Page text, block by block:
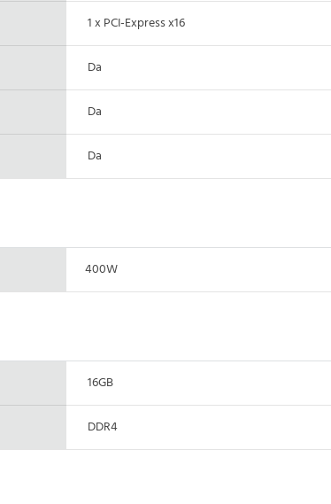
1 x PCI-Express x16
Da
Da
Da
400W
16GB
DDR4